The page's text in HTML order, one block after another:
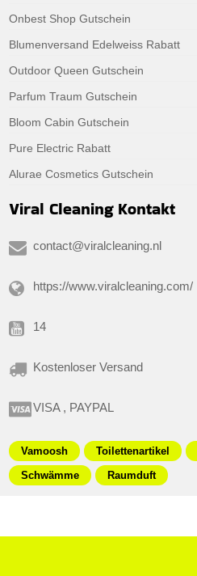
Onbest Shop Gutschein
Blumenversand Edelweiss Rabatt
Outdoor Queen Gutschein
Parfum Traum Gutschein
Bloom Cabin Gutschein
Pure Electric Rabatt
Alurae Cosmetics Gutschein
Viral Cleaning Kontakt
contact@viralcleaning.nl
https://www.viralcleaning.com/
14
Kostenloser Versand
VISA , PAYPAL
Vamoosh Toilettenartikel
Schwämme
Raumduft